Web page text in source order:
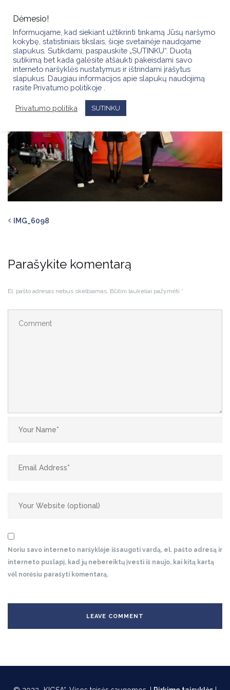
content
IMG_6098
Parašykite komentarą
El. pašto adresas nebus skelbiamas. Būtini laukeliai pažymėti *
Noriu savo interneto naršyklėje išsaugoti vardą, el. pašto adresą ir
interneto puslapį, kad jų nebereiktų įvesti iš naujo, kai kitą kartą
vėl norėsiu parašyti komentarą.
Dėmesio!
Informuojame, kad siekiant užtikrinti tinkamą Jūsų naršymo
kokybę, statistiniais tikslais, šioje svetainėje naudojame
slapukus. Sutikdami, paspauskite „SUTINKU“. Duotą
sutikimą bet kada galėsite atšaukti pakeisdami savo
interneto naršyklės nustatymus ir ištrindami įrašytus
slapukus. Daugiau informacijos apie slapukų naudojimą
rasite Privatumo politikoje .
Privatumo politika SUTINKU